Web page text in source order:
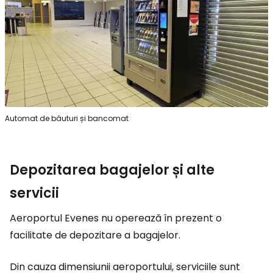
Automat de băuturi și bancomat
Depozitarea bagajelor și alte
servicii
Aeroportul Evenes nu operează în prezent o
facilitate de depozitare a bagajelor.
Din cauza dimensiunii aeroportului, serviciile sunt